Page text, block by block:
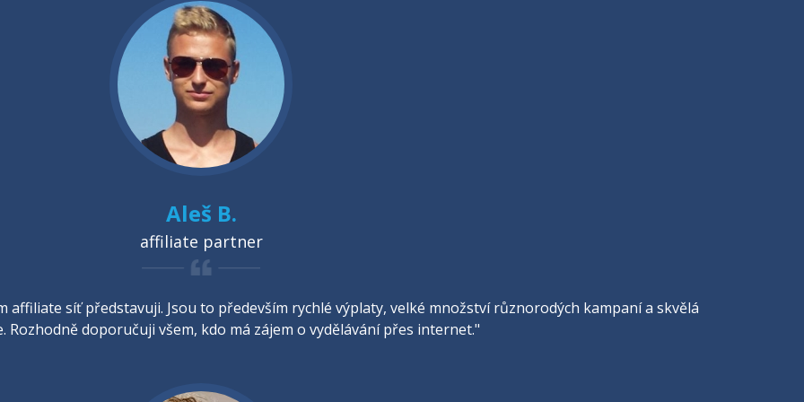
Aleš B.
affiliate partner
affiliate síť představuji. Jsou to především rychlé výplaty, velké množství různorodých kampaní a skvělá
Rozhodně doporučuji všem, kdo má zájem o vydělávání přes internet."